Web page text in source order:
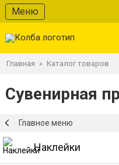
Меню
Главная » Каталог товаров
Сувенирная
Главное меню
Наклейки